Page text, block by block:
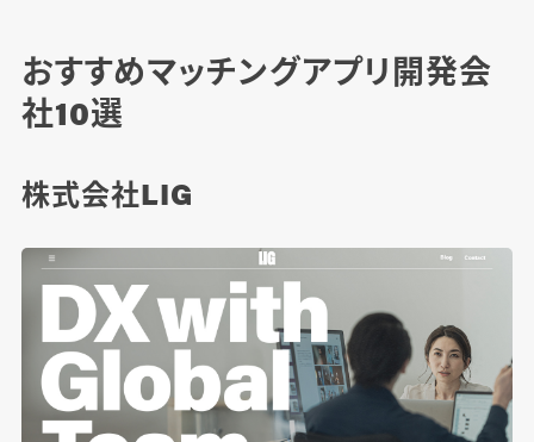
おすすめマッチングアプリ開発会
社10選
株式会社LIG